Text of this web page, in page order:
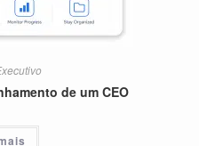
de um CEO